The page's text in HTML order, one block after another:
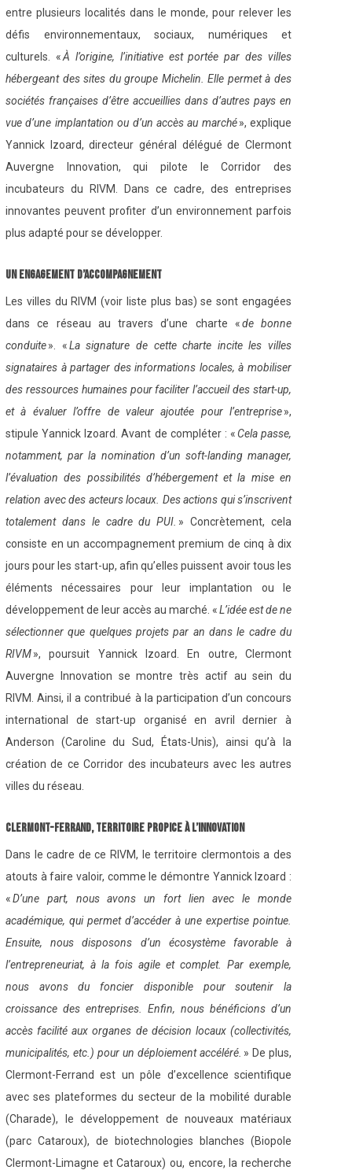
entre plusieurs localités dans le monde, pour relever les
défis environnementaux, sociaux, numériques et
culturels. «À l’origine, l’initiative est portée par des villes
hébergeant des sites du groupe Michelin. Elle permet à des
sociétés françaises d’être accueillies dans d’autres pays en
vue d’une implantation ou d’un accès au marché», explique
Yannick Izoard, directeur général délégué de Clermont
Auvergne Innovation, qui pilote le Corridor des
incubateurs du RIVM. Dans ce cadre, des entreprises
innovantes peuvent profiter d’un environnement parfois
plus adapté pour se développer.
Un engagement d’accompagnement
Les villes du RIVM (voir liste plus bas) se sont engagées
dans ce réseau au travers d’une charte «de bonne
conduite». «La signature de cette charte incite les villes
signataires à partager des informations locales, à mobiliser
des ressources humaines pour faciliter l’accueil des start-up,
et à évaluer l’offre de valeur ajoutée pour l’entreprise»,
stipule Yannick Izoard. Avant de compléter : « Cela passe,
notamment, par la nomination d’un soft-landing manager,
l’évaluation des possibilités d’hébergement et la mise en
relation avec des acteurs locaux. Des actions qui s’inscrivent
totalement dans le cadre du PUI. » Concrètement, cela
consiste en un accompagnement premium de cinq à dix
jours pour les start-up, afin qu’elles puissent avoir tous les
éléments nécessaires pour leur implantation ou le
développement de leur accès au marché. «L’idée est de ne
sélectionner que quelques projets par an dans le cadre du
RIVM», poursuit Yannick Izoard. En outre, Clermont
Auvergne Innovation se montre très actif au sein du
RIVM. Ainsi, il a contribué à la participation d’un concours
international de start-up organisé en avril dernier à
Anderson (Caroline du Sud, États-Unis), ainsi qu’à la
création de ce Corridor des incubateurs avec les autres
villes du réseau.
Clermont-Ferrand, territoire propice à l’innovation
Dans le cadre de ce RIVM, le territoire clermontois a des
atouts à faire valoir, comme le démontre Yannick Izoard :
«D’une part, nous avons un fort lien avec le monde
académique, qui permet d’accéder à une expertise pointue.
Ensuite, nous disposons d’un écosystème favorable à
l’entrepreneuriat, à la fois agile et complet. Par exemple,
nous avons du foncier disponible pour soutenir la
croissance des entreprises. Enfin, nous bénéficions d’un
accès facilité aux organes de décision locaux (collectivités,
municipalités, etc.) pour un déploiement accéléré. » De plus,
Clermont-Ferrand est un pôle d’excellence scientifique
avec ses plateformes du secteur de la mobilité durable
(Charade), le développement de nouveaux matériaux
(parc Cataroux), de biotechnologies blanches (Biopole
Clermont-Limagne et Cataroux) ou, encore, la recherche